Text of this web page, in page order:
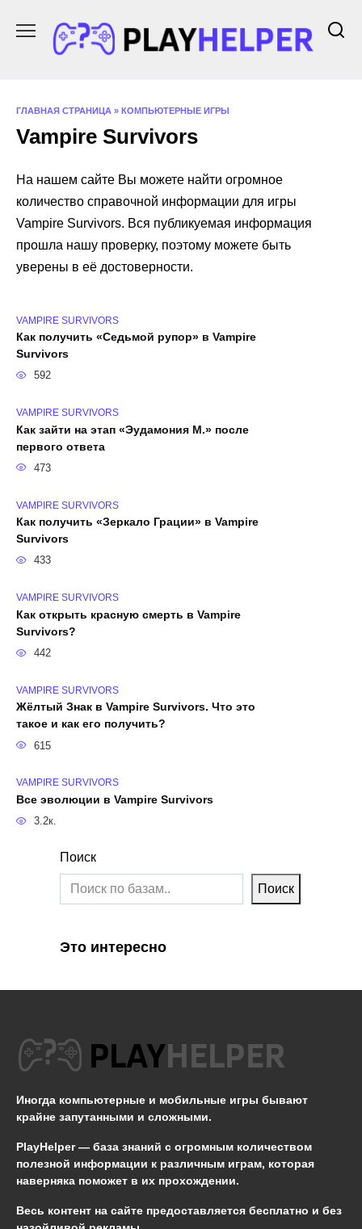
содержанию
ГЛАВНАЯ СТРАНИЦА » КОМПЬЮТЕРНЫЕ ИГРЫ
Vampire Survivors
На нашем сайте Вы можете найти огромное
количество справочной информации для игры
Vampire Survivors. Вся публикуемая информация
прошла нашу проверку, поэтому можете быть
уверены в её достоверности.
VAMPIRE SURVIVORS
Как получить «Седьмой рупор» в Vampire
Survivors
592
VAMPIRE SURVIVORS
Как зайти на этап «Эудамония М.» после
первого ответа
473
VAMPIRE SURVIVORS
Как получить «Зеркало Грации» в Vampire
Survivors
433
VAMPIRE SURVIVORS
Как открыть красную смерть в Vampire
Survivors?
442
VAMPIRE SURVIVORS
Жёлтый Знак в Vampire Survivors. Что это
такое и как его получить?
615
VAMPIRE SURVIVORS
Все эволюции в Vampire Survivors
3.2к.
Поиск
Поиск
Это интересно
Иногда компьютерные и мобильные игры бывают
крайне запутанными и сложными.
PlayHelper — база знаний с огромным количеством
полезной информации к различным играм, которая
наверняка поможет в их прохождении.
Весь контент на сайте предоставляется бесплатно и без